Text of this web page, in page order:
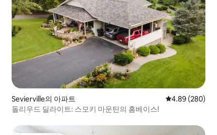
Sevierville의 아파트 평점 4.89점(5
4.89 (280)
돌리우드 딜라이트: 스모키 마운틴의 홈베이스!